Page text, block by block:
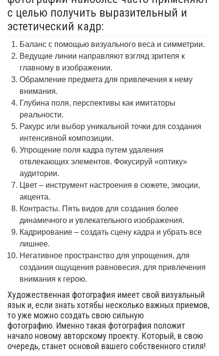
с целью получить выразительный и
эстетический кадр:
Баланс с помощью визуального веса и симметрии.
Ведущие линии направляют взгляд зрителя к
главному в изображении.
Обрамление предмета для привлечения к нему
внимания.
Глубина поля, перспективы как имитаторы
реальности.
Ракурс или выбор уникальной точки для создания
интенсивной композиции.
Упрощение поля кадра путем удаления
отвлекающих элементов. Фокусируй «оптику»
аудитории.
Цвет – инструмент настроения в сюжете, эмоции,
акцента.
Контрасты. Пять видов для создания более
динамичного и увлекательного изображения.
Кадрирование – создать сцену кадра и убрать все
лишнее.
Негативное пространство для упрощения, для
создания ощущения равновесия, для привлечения
внимания к герою.
Художественная фотография имеет свой визуальный
язык и, если знать хотябьі несколько важных приемов,
то уже можно создать свою сильную
фотографию. Именно такая фотография положит
начало новому авторскому проекту. Который, в свою
очередь, станет основой вашего собственного стиля!